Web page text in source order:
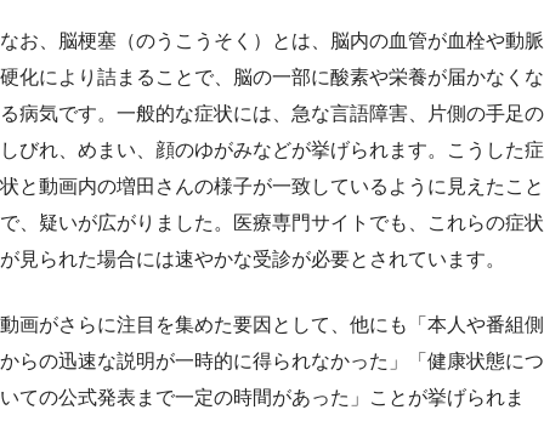
なお、脳梗塞（のうこうそく）とは、脳内の血管が血栓や動脈
硬化により詰まることで、脳の一部に酸素や栄養が届かなくな
る病気です。一般的な症状には、急な言語障害、片側の手足の
しびれ、めまい、顔のゆがみなどが挙げられます。こうした症
状と動画内の増田さんの様子が一致しているように見えたこと
で、疑いが広がりました。医療専門サイトでも、これらの症状
が見られた場合には速やかな受診が必要とされています。
動画がさらに注目を集めた要因として、他にも「本人や番組側
からの迅速な説明が一時的に得られなかった」「健康状態につ
いての公式発表まで一定の時間があった」ことが挙げられま